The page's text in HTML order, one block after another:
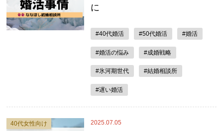
に
#40代婚活 #50代婚活 #婚活
#婚活の悩み #成婚戦略
#氷河期世代 #結婚相談所
#遅い婚活
2025.07.05
40代女性向け